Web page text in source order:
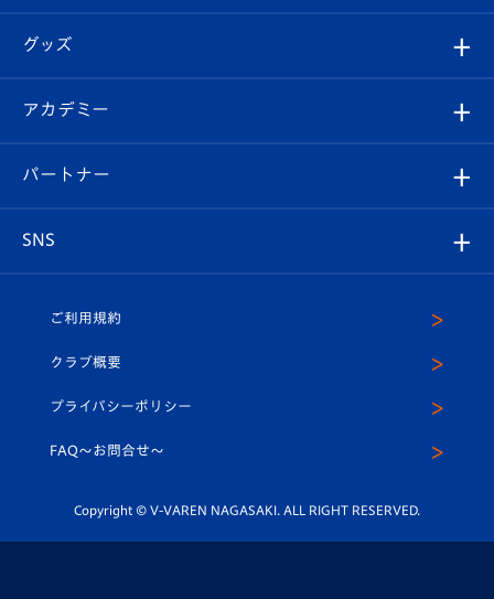
チケット
イベント
メディア
ホームタウン
エンブレム紹介
スタッフプロフィール
マスコット紹介
平和祈念活動
ホームタウン活動
はじめての観戦ガイド
Revive Team
ヴィヴィくんの長崎おもてなしガイド
フォトギャラリー
スタジアムグルメ
チケット
V-LOVERS（ファンクラブ）
プレイヤーズスイート
グッズ
オンラインショップ
店舗情報
アカデミー
育成からのお知らせ
U-18
スクール
パートナー
SNS
ヴィヴィくんインスタグラム
公式LINE＠
ご利用規約
クラブ概要
プライバシーポリシー
FAQ〜お問合せ〜
Copyright © V-VAREN NAGASAKI. ALL RIGHT RESERVED.